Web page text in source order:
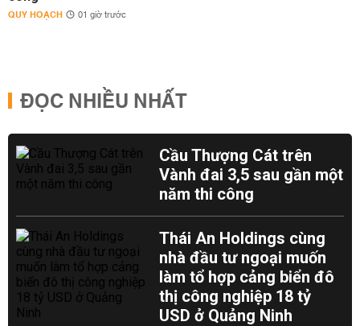
QUY HOẠCH 01 giờ trước
ĐỌC NHIỀU NHẤT
Cầu Thượng Cát trên
Vành đai 3,5 sau gần một
năm thi công
Thái An Holdings cùng
nhà đầu tư ngoại muốn
làm tổ hợp cảng biển đô
thị công nghiệp 18 tỷ
USD ở Quảng Ninh